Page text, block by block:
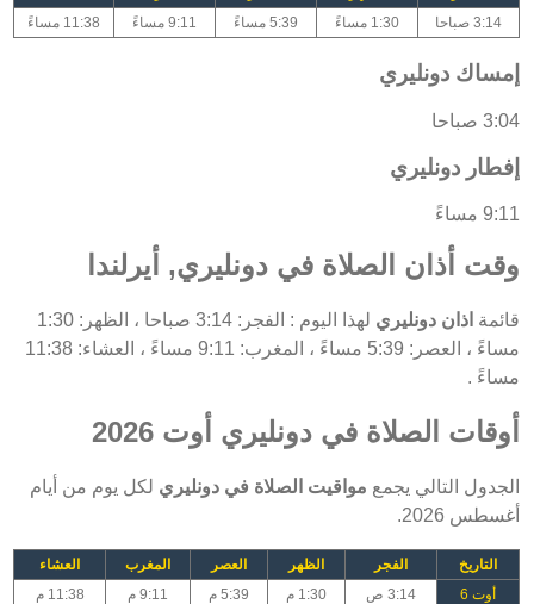
3:14 صباحا
1:30 مساءً 5:39 مساءً 9:11 مساءً 11:38 مساءً
إمساك دونليري
3:04 صباحا
إفطار دونليري
9:11 مساءً
وقت أذان الصلاة في دونليري, أيرلندا
قائمة اذان دونليري
لهذا اليوم : الفجر: 3:14 صباحا ، الظهر: 1:30
مساءً ، العصر: 5:39 مساءً ، المغرب: 9:11 مساءً ، العشاء: 11:38
مساءً .
أوقات الصلاة في دونليري أوت 2026
الجدول التالي يجمع مواقيت الصلاة في دونليري لكل يوم من أيام
أغسطس 2026.
التاريخ الفجر الظهر العصر المغرب
العشاء
أوت 6
3:14 ص 1:30 م 5:39 م 9:11 م
11:38 م